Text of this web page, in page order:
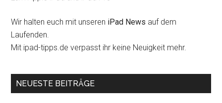
Wir halten euch mit unseren iPad News auf dem
Laufenden.
Mit ipad-tipps.de verpasst ihr keine Neuigkeit mehr.
NEUESTE BEITRÄGE